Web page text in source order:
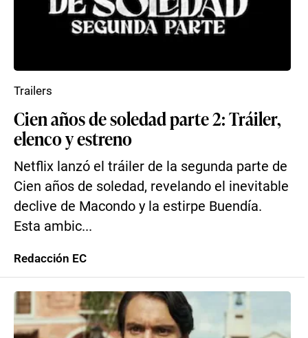
Cien años de soledad parte 2: Tráiler,
elenco y estreno
Netflix lanzó el tráiler de la segunda parte de
Cien años de soledad, revelando el inevitable
declive de Macondo y la estirpe Buendía.
Esta ambic...
Trailers
Redacción EC